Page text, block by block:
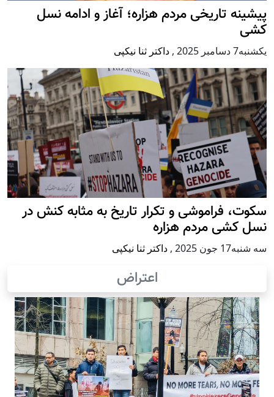
پيشينه تاريخی مردم هزاره؛ آغاز و ادامه نسل
کشی
يكشنبه7 دسامبر 2025 , داکتر ثنا نیکپی
سکوت، فراموشی و تکرار تاريخ به مثابه کنش در
نسل کشی مردم هزاره
سه شنبه17 جون 2025 , داکتر ثنا نیکپی
اعتراض